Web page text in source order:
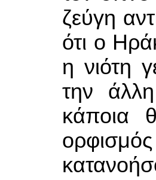
ζεύγη
ότι ο
η νιότη
την
κάποια